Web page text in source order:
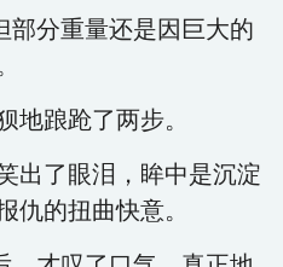
部分重量还是因巨大的
地踉跄了两步。
出了眼泪，眸中是沉淀
仇的扭曲快意。